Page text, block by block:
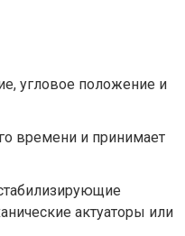
угловое положение и
времени и принимает
актуаторы или